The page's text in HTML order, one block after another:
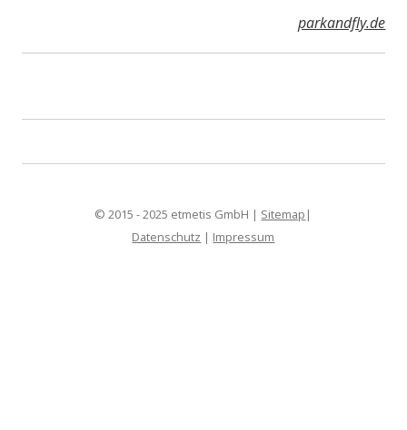
parkandfly.de
© 2015 - 2025 etmetis GmbH | Sitemap |
Datenschutz | Impressum